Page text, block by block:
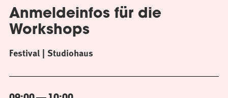
Anmeldeinfos für die
Workshops
Festival Studiohaus